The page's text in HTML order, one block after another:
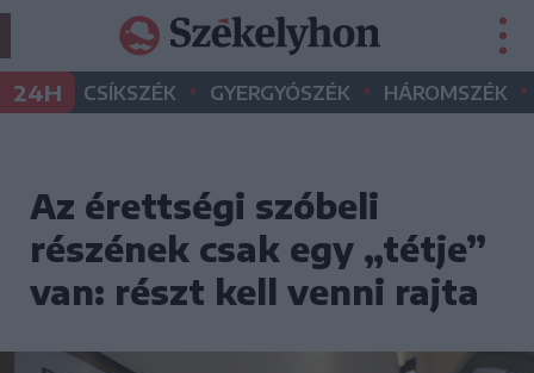
24H CSÍKSZÉK • GYERGYÓSZÉK • HÁROMSZÉK •
Az érettségi szóbeli
részének csak egy „tétje”
van: részt kell venni rajta